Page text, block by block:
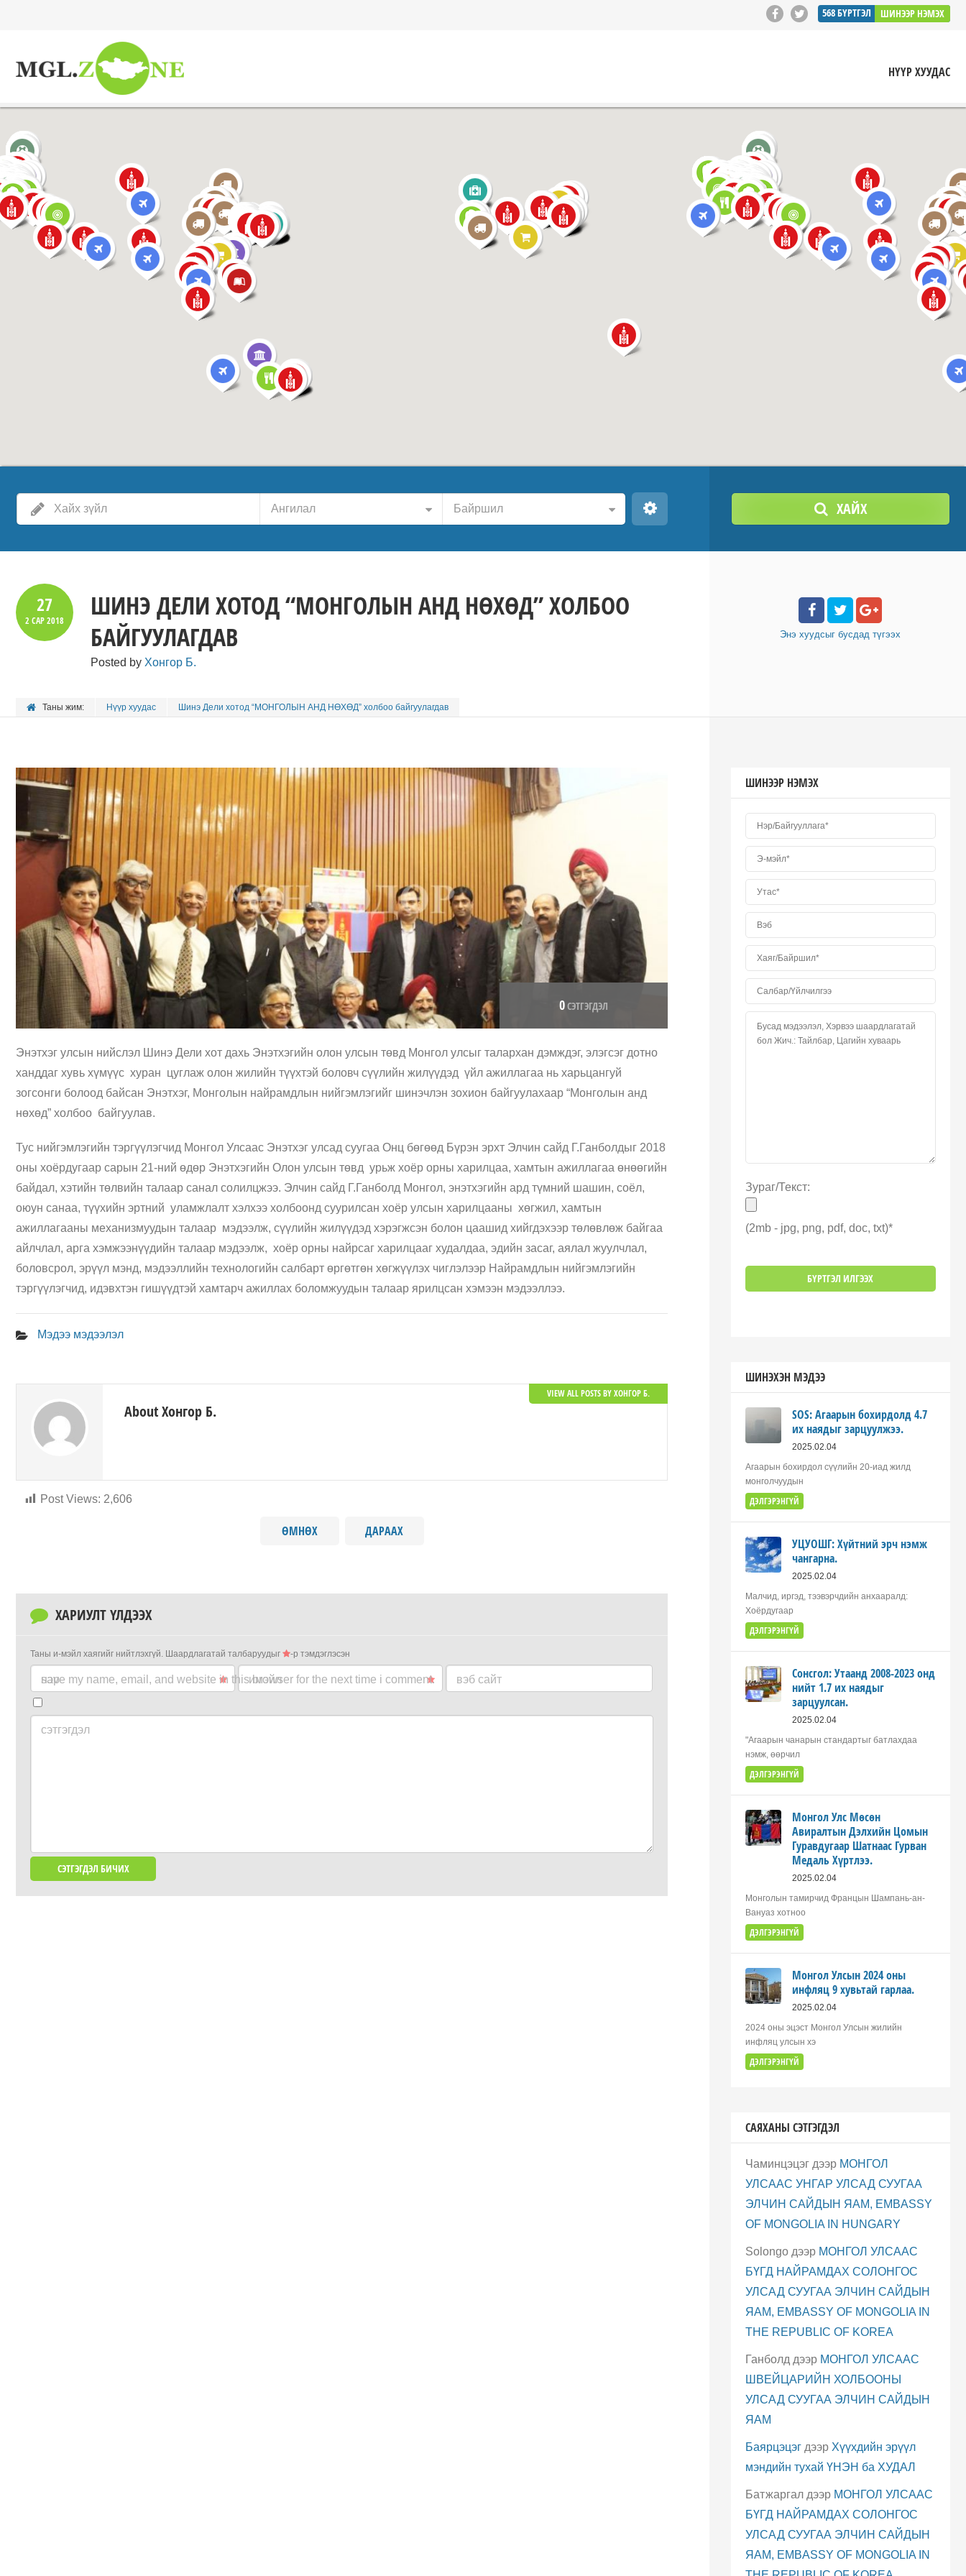
568БҮРТГЭЛ ШИНЭЭР НЭМЭХ
НҮҮР ХУУДАС
Ангилал Байршил ХАЙХ
27
2 САР2018
ШИНЭ ДЕЛИ ХОТОД “МОНГОЛЫН АНД НӨХӨД” ХОЛБОО
БАЙГУУЛАГДАВ
Posted by Хонгор Б.
Таны жим: Нүүр хуудас Шинэ Дели хотод “МОНГОЛЫН АНД НӨХӨД” холбоо байгуулагдав
Энэ хуудсыг бусдад түгээх
0СЭТГЭГДЭЛ
Энэтхэг улсын нийслэл Шинэ Дели хот дахь Энэтхэгийн олон улсын төвд Монгол улсыг талархан дэмждэг, элэгсэг дотно
ханддаг хувь хүмүүс хуран цуглаж олон жилийн түүхтэй боловч сүүлийн жилүүдэд үйл ажиллагаа нь харьцангуй
зогсонги болоод байсан Энэтхэг, Монголын найрамдлын нийгэмлэгийг шинэчлэн зохион байгуулахаар “Монголын анд
нөхөд” холбоо байгуулав.
Тус нийгэмлэгийн тэргүүлэгчид Монгол Улсаас Энэтхэг улсад суугаа Онц бөгөөд Бүрэн эрхт Элчин сайд Г.Ганболдыг 2018
оны хоёрдугаар сарын 21-ний өдөр Энэтхэгийн Олон улсын төвд урьж хоёр орны харилцаа, хамтын ажиллагаа өнөөгийн
байдал, хэтийн төлвийн талаар санал солилцжээ. Элчин сайд Г.Ганболд Монгол, энэтхэгийн ард түмний шашин, соёл,
оюун санаа, түүхийн эртний уламжлалт хэлхээ холбоонд суурилсан хоёр улсын харилцааны хөгжил, хамтын
ажиллагааны механизмуудын талаар мэдээлж, сүүлийн жилүүдэд хэрэгжсэн болон цаашид хийгдэхээр төлөвлөж байгаа
айлчлал, арга хэмжээнүүдийн талаар мэдээлж, хоёр орны найрсаг харилцааг худалдаа, эдийн засаг, аялал жуулчлал,
боловсрол, эрүүл мэнд, мэдээллийн технологийн салбарт өргөтгөн хөгжүүлэх чиглэлээр Найрамдлын нийгэмлэгийн
тэргүүлэгчид, идэвхтэн гишүүдтэй хамтарч ажиллах боломжуудын талаар ярилцсан хэмээн мэдээллээ.
Post Views: 2,606
Мэдээ мэдээлэл
About Хонгор Б.
VIEW ALL POSTS BY ХОНГОР Б.
ӨМНӨХ ДАРААХ
ХАРИУЛТ ҮЛДЭЭХ
Таны и-мэйл хаягийг нийтлэхгүй. Шаардлагатай талбаруудыг -р тэмдэглэсэн
нэр имэйл вэб сайт
save my name, email, and website in this browser for the next time i comment.
сэтгэгдэл
ШИНЭЭР НЭМЭХ
Зураг/Текст:
(2mb - jpg, png, pdf, doc, txt)*
ШИНЭХЭН МЭДЭЭ
SOS: Агаарын бохирдолд 4.7
их наядыг зарцуулжээ.
2025.02.04
Агаарын бохирдол сүүлийн 20-иад жилд
монголчуудын
ДЭЛГЭРЭНГҮЙ
УЦУОШГ: Хүйтний эрч нэмж
чангарна.
2025.02.04
Малчид, иргэд, тээвэрчдийн анхааралд:
Хоёрдугаар
ДЭЛГЭРЭНГҮЙ
Сонсгол: Утаанд 2008-2023 онд
нийт 1.7 их наядыг
зарцуулсан.
2025.02.04
"Агаарын чанарын стандартыг батлахдаа
нэмж, өөрчил
ДЭЛГЭРЭНГҮЙ
Монгол Улс Мөсөн
Авиралтын Дэлхийн Цомын
Гуравдугаар Шатнаас Гурван
Медаль Хүртлээ.
2025.02.04
Монголын тамирчид Францын Шампань-ан-
Вануаз хотноо
ДЭЛГЭРЭНГҮЙ
Монгол Улсын 2024 оны
инфляц 9 хувьтай гарлаа.
2025.02.04
2024 оны эцэст Монгол Улсын жилийн
инфляц улсын хэ
ДЭЛГЭРЭНГҮЙ
САЯХАНЫ СЭТГЭГДЭЛ
Чаминцэцэгдээр МОНГОЛ
УЛСААС УНГАР УЛСАД СУУГАА
ЭЛЧИН САЙДЫН ЯАМ, EMBASSY
OF MONGOLIA IN HUNGARY
Solongoдээр МОНГОЛ УЛСААС
БҮГД НАЙРАМДАХ СОЛОНГОС
УЛСАД СУУГАА ЭЛЧИН САЙДЫН
ЯАМ, EMBASSY OF MONGOLIA IN
THE REPUBLIC OF KOREA
Ганболд дээр МОНГОЛ УЛСААС
ШВЕЙЦАРИЙН ХОЛБООНЫ
УЛСАД СУУГАА ЭЛЧИН САЙДЫН
ЯАМ
Баярцэцэгдээр Хүүхдийн эрүүл
мэндийн тухай ҮНЭН ба ХУДАЛ
Батжаргалдээр МОНГОЛ УЛСААС
БҮГД НАЙРАМДАХ СОЛОНГОС
УЛСАД СУУГАА ЭЛЧИН САЙДЫН
ЯАМ, EMBASSY OF MONGOLIA IN